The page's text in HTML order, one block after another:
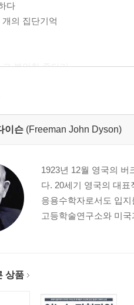
다
의 집단기억
불안한 줄타기
국가주의
인정신의 딜레마
새겨진 전쟁의 상흔
할 국제평화의 책임
이었나
과학자들
대한 재발견
들에게 박수를
이슨 (Freeman John Dyson)
1923년 12월 영국의
다. 20세기 영국의 대
응용수학자로서도 입
고등학술연구소와 미
상품